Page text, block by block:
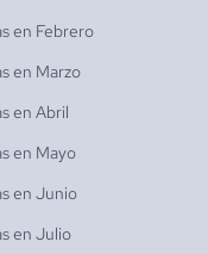
en Febrero
en Marzo
en Abril
en Mayo
en Junio
en Julio